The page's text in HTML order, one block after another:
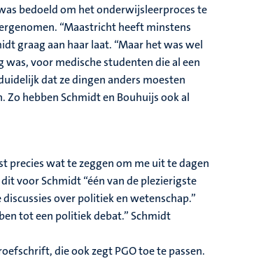
bedoeld om het onderwijsleerproces te
“Maastricht heeft minstens
graag aan haar laat. “Maar het was wel
voor medische studenten die al een
dat ze dingen anders moesten
hebben Schmidt en Bouhuijs ook al
precies wat te zeggen om me uit te dagen
voor Schmidt “één van de plezierigste
over politiek en wetenschap.”
tot een politiek debat.” Schmidt
die ook zegt PGO toe te passen.